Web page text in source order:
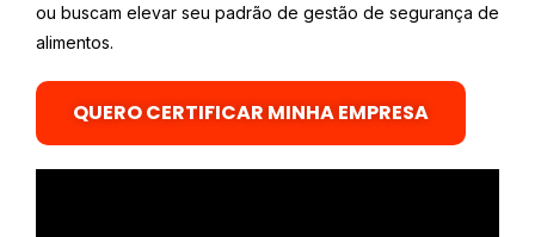
ou buscam elevar seu padrão de gestão de segurança de
alimentos.
QUERO CERTIFICAR MINHA EMPRESA